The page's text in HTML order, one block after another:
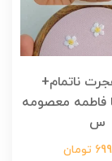
ناتمام+
فاطمه معصومه
س